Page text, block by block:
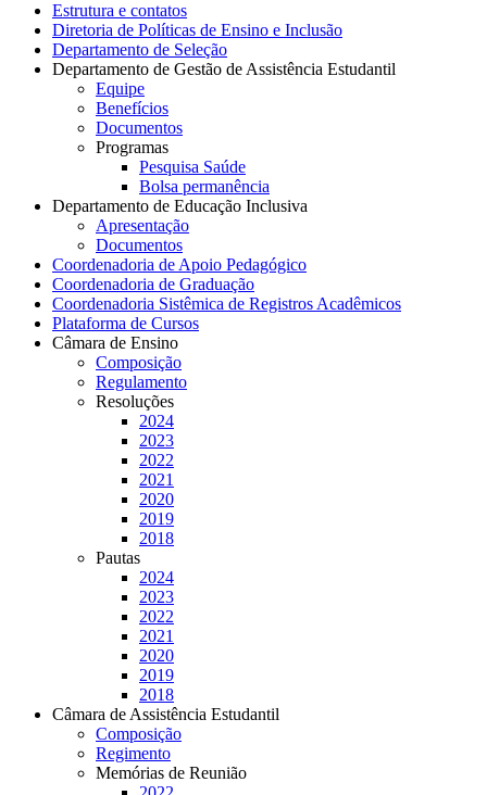
Estrutura e contatos
Diretoria de Políticas de Ensino e Inclusão
Departamento de Seleção
Departamento de Gestão de Assistência Estudantil
Equipe
Benefícios
Documentos
Programas
Pesquisa Saúde
Bolsa permanência
Departamento de Educação Inclusiva
Apresentação
Documentos
Coordenadoria de Apoio Pedagógico
Coordenadoria de Graduação
Coordenadoria Sistêmica de Registros Acadêmicos
Plataforma de Cursos
Câmara de Ensino
Composição
Regulamento
Resoluções
2024
2023
2022
2021
2020
2019
2018
Pautas
2024
2023
2022
2021
2020
2019
2018
Câmara de Assistência Estudantil
Composição
Regimento
Memórias de Reunião